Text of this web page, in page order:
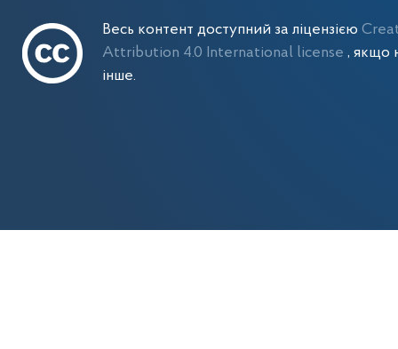
Весь контент доступний за ліцензією
Attribution 4.0 International license , якщо
інше.